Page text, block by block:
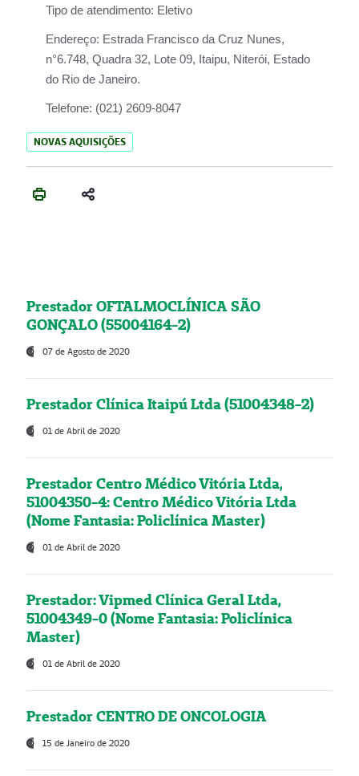
Tipo de atendimento: Eletivo
Endereço: Estrada Francisco da Cruz Nunes,
n°6.748, Quadra 32, Lote 09, Itaipu, Niterói, Estado
do Rio de Janeiro.
Telefone: (021) 2609-8047
NOVAS AQUISIÇÕES
Prestador OFTALMOCLÍNICA SÃO
GONÇALO (55004164-2)
07 de Agosto de 2020
Prestador Clínica Itaipú Ltda (51004348-2)
01 de Abril de 2020
Prestador Centro Médico Vitória Ltda,
51004350-4: Centro Médico Vitória Ltda
(Nome Fantasia: Policlínica Master)
01 de Abril de 2020
Prestador: Vipmed Clínica Geral Ltda,
51004349-0 (Nome Fantasia: Policlínica
Master)
01 de Abril de 2020
Prestador CENTRO DE ONCOLOGIA
15 de Janeiro de 2020